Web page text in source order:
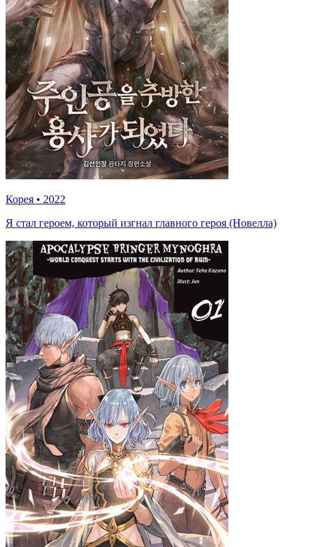
Корея • 2022
Я стал героем, который изгнал главного героя (Новелла)